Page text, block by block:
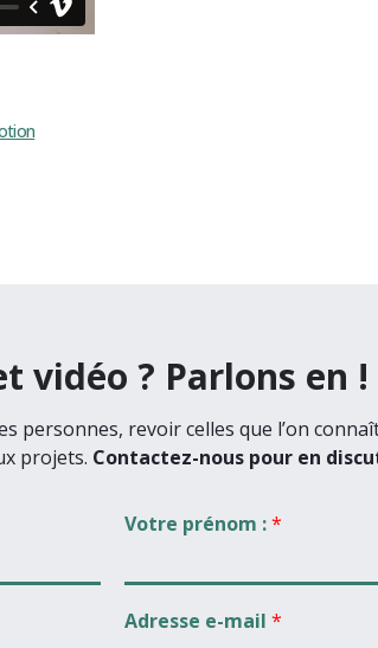
vidéo ? Parlons en !
personnes, revoir celles que l’on
projets. Contactez-nous pour en
Votre prénom :*
Adresse e-mail *